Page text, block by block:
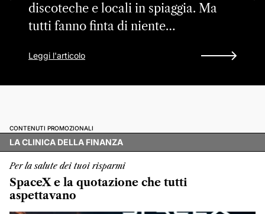
discoteche e locali in spiaggia. Ma
tutti fanno finta di niente…
Leggi l'articolo
CONTENUTI PROMOZIONALI
LA CLINICA DELLA FINANZA
Per la salute dei tuoi risparmi
SpaceX e la quotazione che tutti
aspettavano